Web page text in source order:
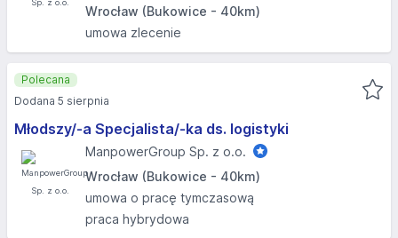
Wrocław (Bukowice - 40km)
umowa zlecenie
Młodszy/-a Specjalista/-ka ds. logistyki
ManpowerGroup Sp. z o.o.
Wrocław (Bukowice - 40km)
umowa o pracę tymczasową
praca hybrydowa
Polecana
Dodana 5 sierpnia